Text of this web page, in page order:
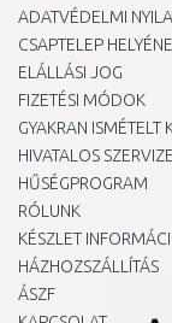
ADATVÉDELMI
CSAPTELEP
ELÁLLÁSI JOG
FIZETÉSI MÓDOK
GYAKRAN ISMÉTELT
HIVATALOS
HŰSÉGPROGRAM
RÓLUNK
KÉSZLET
HÁZHOZSZÁLLÍTÁS
ÁSZF